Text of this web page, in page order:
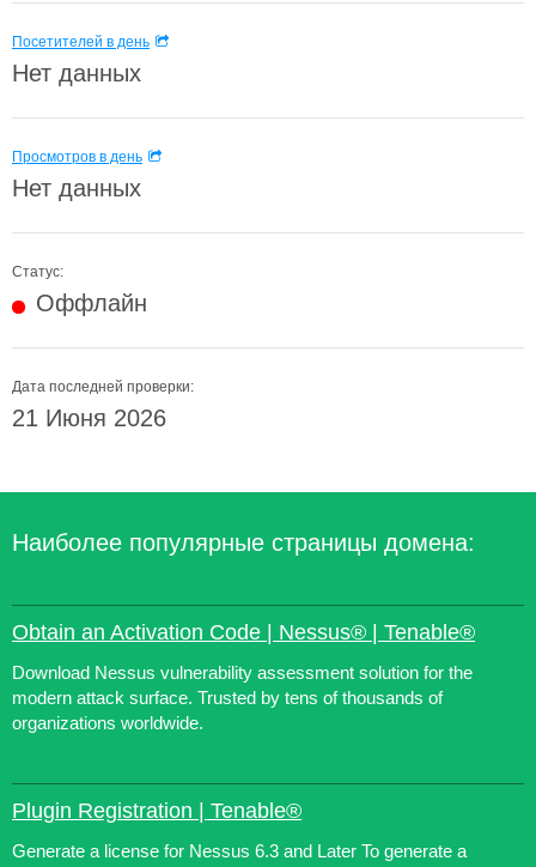
Посетителей в день
Нет данных
Просмотров в день
Нет данных
Статус:
Оффлайн
Дата последней проверки:
21 Июня 2026
Наиболее популярные страницы домена:
Obtain an Activation Code | Nessus® | Tenable®
Download Nessus vulnerability assessment solution for the
modern attack surface. Trusted by tens of thousands of
organizations worldwide.
Plugin Registration | Tenable®
Generate a license for Nessus 6.3 and Later To generate a